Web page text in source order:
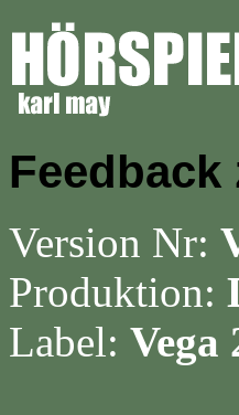
Feedback
Version Nr:
Produktion:
Label: Vega